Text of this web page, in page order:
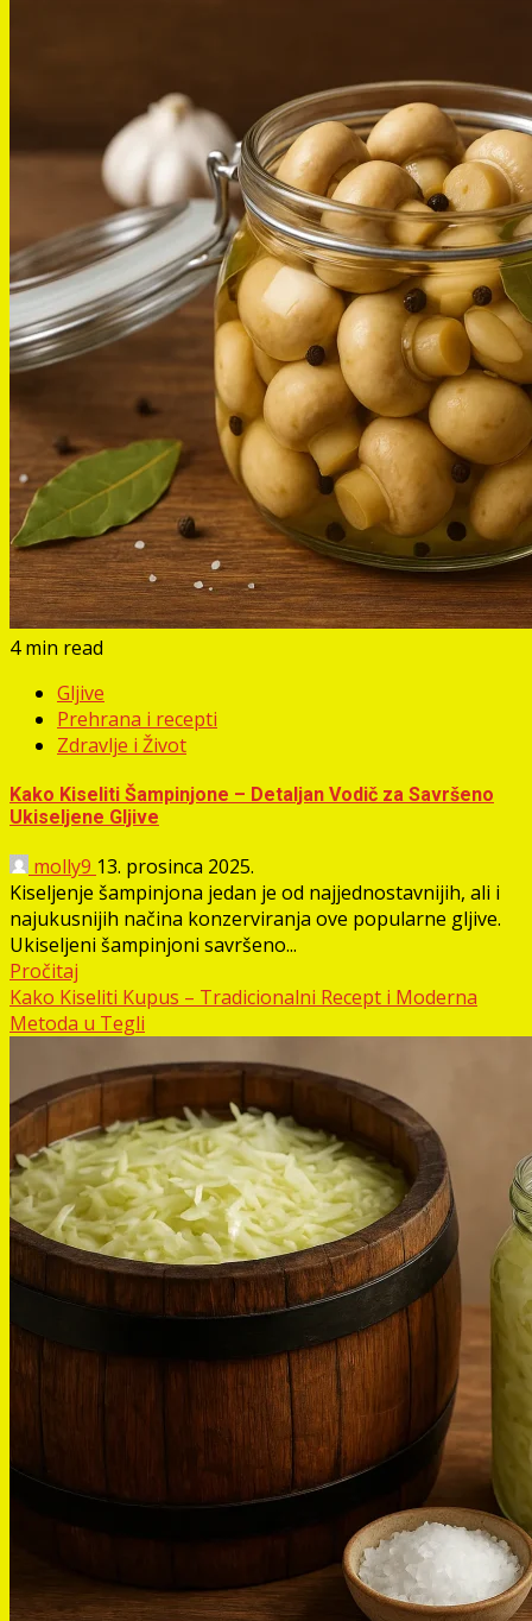
4 min read
Gljive
Prehrana i recepti
Zdravlje i Život
Kako Kiseliti Šampinjone – Detaljan Vodič za Savršeno
Ukiseljene Gljive
molly9 13. prosinca 2025.
Kiseljenje šampinjona jedan je od najjednostavnijih, ali i
najukusnijih načina konzerviranja ove popularne gljive.
Ukiseljeni šampinjoni savršeno...
Pročitaj
Kako Kiseliti Kupus – Tradicionalni Recept i Moderna
Metoda u Tegli